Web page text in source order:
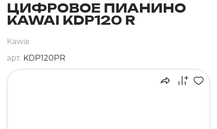
ЦИФРОВОЕ ПИАНИНО
KAWAI KDP120 R
Kawai
арт. KDP120PR